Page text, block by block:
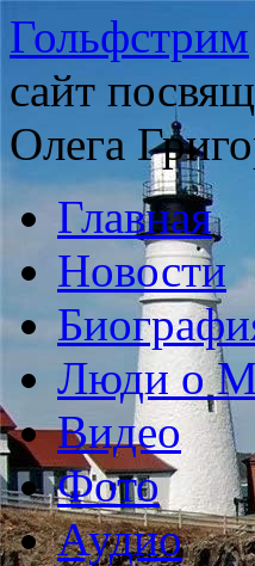
Гольфстрим
сайт
Олега
Главная
Новости
Люди о
Видео
Фото
Аудио